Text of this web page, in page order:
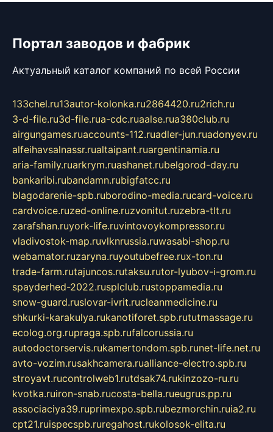
Портал заводов и фабрик
Актуальный каталог компаний по всей России
133chel.ru13autor-kolonka.ru2864420.ru2rich.ru
3-d-file.ru3d-file.rua-cdc.ruaalse.rua380club.ru
airgungames.ruaccounts-112.ruadler-jun.ruadonyev.ru
alfeihavsalnassr.rualtaipant.ruargentinamia.ru
aria-family.ruarkrym.ruashanet.rubelgorod-day.ru
bankaribi.rubandamn.rubigfatcc.ru
blagodarenie-spb.ruborodino-media.rucard-voice.ru
cardvoice.ruzed-online.ruzvonitut.ruzebra-tlt.ru
zarafshan.ruyork-life.ruvintovoykompressor.ru
vladivostok-map.ruvlknrussia.ruwasabi-shop.ru
webamator.ruzaryna.ruyoutubefree.rux-ton.ru
trade-farm.rutajuncos.rutaksu.rutor-lyubov-i-grom.ru
spayderhed-2022.rusplclub.rustoppamedia.ru
snow-guard.ruslovar-ivrit.rucleanmedicine.ru
shkurki-karakulya.rukanotiforet.spb.rututmassage.ru
ecolog.org.rupraga.spb.rufalcorussia.ru
autodoctorservis.rukamertondom.spb.runet-life.net.ru
avto-vozim.rusakhcamera.rualliance-electro.spb.ru
stroyavt.rucontrolweb1.rutdsak74.rukinzozo-ru.ru
kvotka.ruiron-snab.rucosta-bella.rueugrus.pp.ru
associaciya39.ruprimexpo.spb.rubezmorchin.ruia2.ru
cpt21.ruispecspb.ruregahost.rukolosok-elita.ru